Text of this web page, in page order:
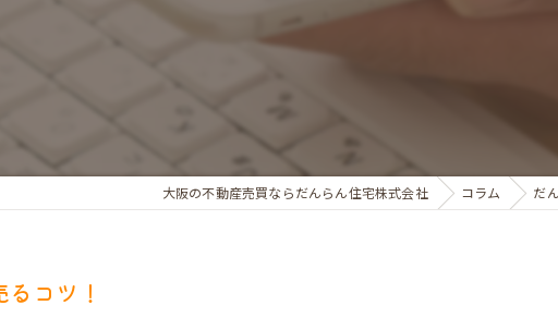
マンショントラブルでの買替え相談
大阪の不動産売買ならだんらん住宅株式会社 コラム だ
コツ！